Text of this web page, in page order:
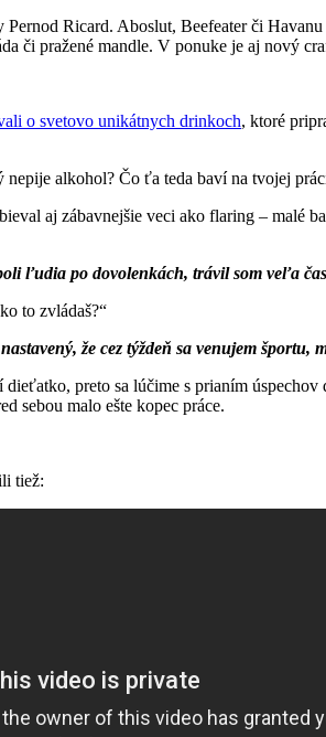
Ricard. Aboslut, Beefeater či
či pražené mandle. V ponuke je aj nový
o svetovo unikátnych drinkoch, ktoré
nepije alkohol? Čo ťa teda baví na tvojej
aj zábavnejšie veci ako flaring – malé
ľudia po dovolenkách, trávil som veľa
to zvládaš?“
že cez týždeň sa venujem
preto sa lúčime s prianím
sebou malo ešte kopec práce.
tiež: